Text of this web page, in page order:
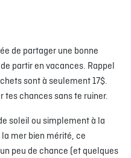
de partager une bonne
partir en vacances. Rappel
sont à seulement 17$.
tes chances sans te ruiner.
soleil ou simplement à la
la mer bien mérité, ce
peu de chance (et quelques